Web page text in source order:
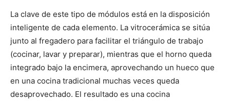
La clave de este tipo de módulos está en la disposición
inteligente de cada elemento. La vitrocerámica se sitúa
junto al fregadero para facilitar el triángulo de trabajo
(cocinar, lavar y preparar), mientras que el horno queda
integrado bajo la encimera, aprovechando un hueco que
en una cocina tradicional muchas veces queda
desaprovechado. El resultado es una cocina